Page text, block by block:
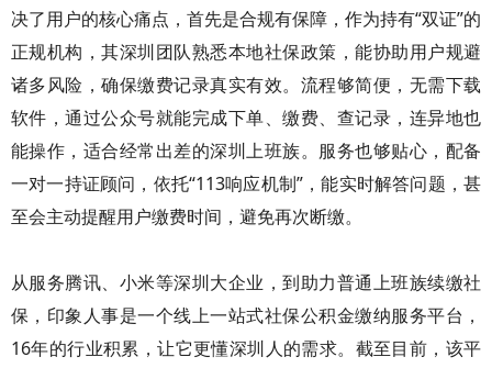
决了用户的核心痛点，首先是合规有保障，作为持有“双证”的
正规机构，其深圳团队熟悉本地社保政策，能协助用户规避
诸多风险，确保缴费记录真实有效。流程够简便，无需下载
软件，通过公众号就能完成下单、缴费、查记录，连异地也
能操作，适合经常出差的深圳上班族。服务也够贴心，配备
一对一持证顾问，依托“113响应机制”，能实时解答问题，甚
至会主动提醒用户缴费时间，避免再次断缴。
从服务腾讯、小米等深圳大企业，到助力普通上班族续缴社
保，印象人事是一个线上一站式社保公积金缴纳服务平台，
16年的行业积累，让它更懂深圳人的需求。截至目前，该平